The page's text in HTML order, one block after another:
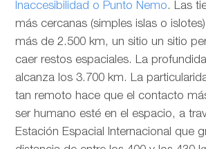
Inaccesibilidad o Punto Nemo. Las
más cercanas (simples islas o
más de 2.500 km, un sitio un sitio
caer restos espaciales. La
alcanza los 3.700 km. La
tan remoto hace que el contacto
ser humano esté en el espacio, a
Estación Espacial Internacional que